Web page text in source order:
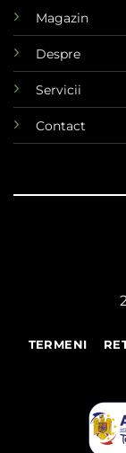
Magazin
Despre
Servicii
Contact
TERMENI